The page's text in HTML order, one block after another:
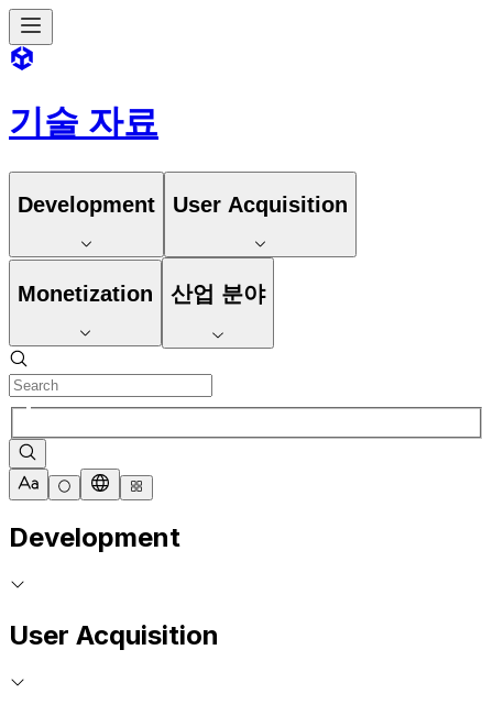
기술 자료
Development User Acquisition
Monetization 산업 분야
Development
User Acquisition